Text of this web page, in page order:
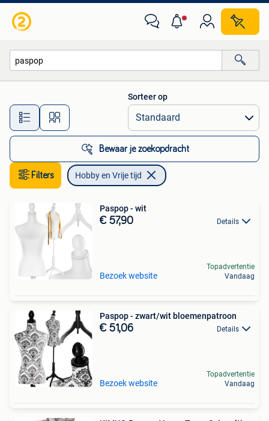
Alle afstanden…
Sorteer op
Bewaar je zoekopdracht
Filters Hobby en Vrije tijd
Paspop - wit
€ 57,90 Details
Bezoek website
Topadvertentie
Vandaag
Paspop - zwart/wit bloemenpatroon
€ 51,06 Details
Bezoek website
Topadvertentie
Vandaag